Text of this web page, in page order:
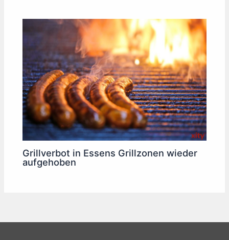
Grillverbot in Essens Grillzonen wieder
aufgehoben